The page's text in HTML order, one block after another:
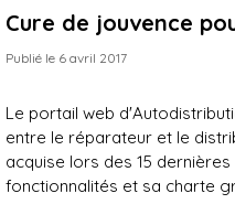
Cure de jouvence
Publié le 6 avril 2017
Le portail web
entre le réparateur et le
acquise lors des 15
fonctionnalités et sa charte